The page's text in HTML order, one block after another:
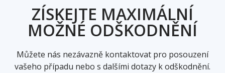
ZÍSKEJTE MAXIMÁLNÍ
MOŽNÉ ODŠKODNĚNÍ
Můžete nás nezávazně kontaktovat pro posouzení
vašeho případu nebo s dalšími dotazy k odškodnění.